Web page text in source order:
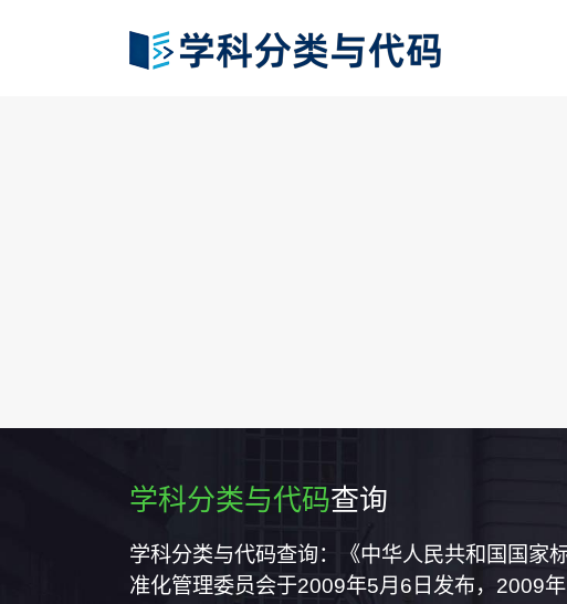
学科分类与代码查询
学科分类与代码查询：《中华人民共和国国家
准化管理委员会于2009年5月6日发布，2009